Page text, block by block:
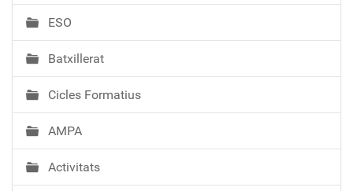
a
c
ó
ESO
Batxillerat
Cicles Formatius
AMPA
Activitats